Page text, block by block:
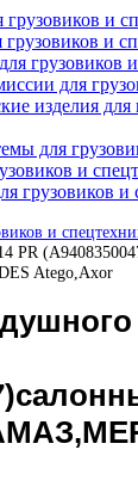
и
и
грузовиков
для
изделия для
для
и
грузовиков и
и
PR
Atego,Axor